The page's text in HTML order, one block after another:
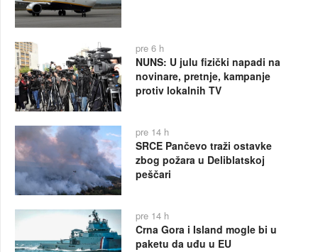
pre 6 h
NUNS: U julu fizički napadi na
novinare, pretnje, kampanje
protiv lokalnih TV
pre 14 h
SRCE Pančevo traži ostavke
zbog požara u Deliblatskoj
peščari
pre 14 h
Crna Gora i Island mogle bi u
paketu da uđu u EU